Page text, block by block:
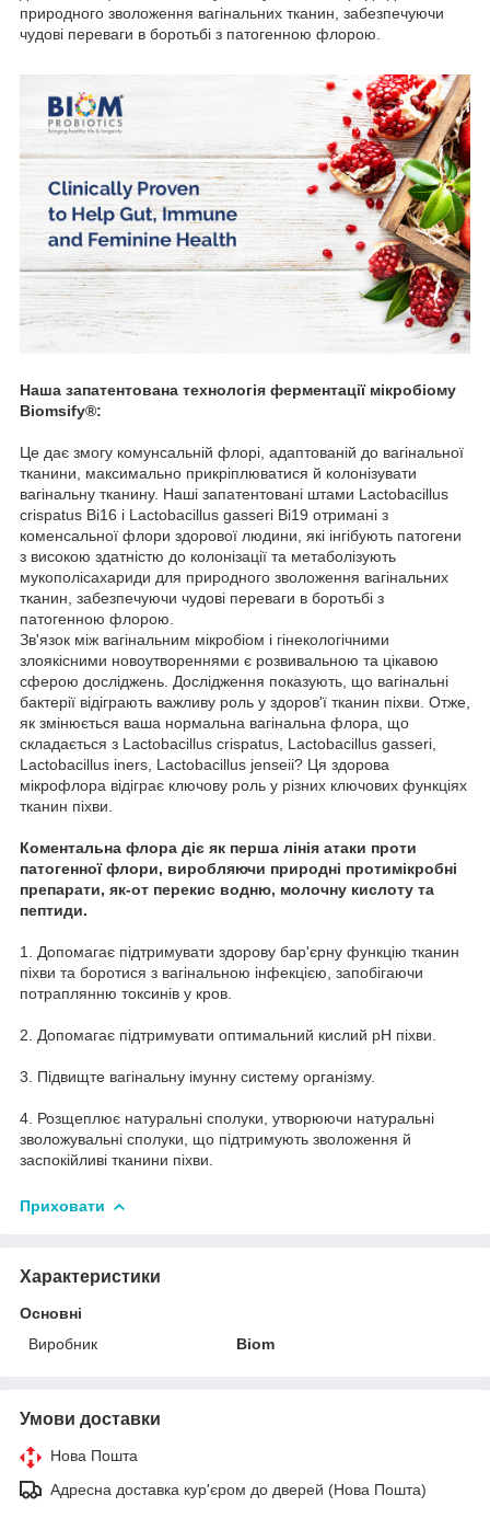
природного зволоження вагінальних тканин, забезпечуючи
чудові переваги в боротьбі з патогенною флорою.
Наша запатентована технологія ферментації мікробіому
Biomsify®:
Це дає змогу комунсальній флорі, адаптованій до вагінальної
тканини, максимально прикріплюватися й колонізувати
вагінальну тканину. Наші запатентовані штами Lactobacillus
crispatus Bi16 і Lactobacillus gasseri Bi19 отримані з
коменсальної флори здорової людини, які інгібують патогени
з високою здатністю до колонізації та метаболізують
мукополісахариди для природного зволоження вагінальних
тканин, забезпечуючи чудові переваги в боротьбі з
патогенною флорою.
Зв'язок між вагінальним мікробіом і гінекологічними
злоякісними новоутвореннями є розвивальною та цікавою
сферою досліджень. Дослідження показують, що вагінальні
бактерії відіграють важливу роль у здоров'ї тканин піхви. Отже,
як змінюється ваша нормальна вагінальна флора, що
складається з Lactobacillus crispatus, Lactobacillus gasseri,
Lactobacillus iners, Lactobacillus jenseii? Ця здорова
мікрофлора відіграє ключову роль у різних ключових функціях
тканин піхви.
Коментальна флора діє як перша лінія атаки проти
патогенної флори, виробляючи природні протимікробні
препарати, як-от перекис водню, молочну кислоту та
пептиди.
1. Допомагає підтримувати здорову бар'єрну функцію тканин
піхви та боротися з вагінальною інфекцією, запобігаючи
потраплянню токсинів у кров.
2. Допомагає підтримувати оптимальний кислий pH піхви.
3. Підвищте вагінальну імунну систему організму.
4. Розщеплює натуральні сполуки, утворюючи натуральні
зволожувальні сполуки, що підтримують зволоження й
заспокійливі тканини піхви.
Приховати
Характеристики
Основні
Виробник
Biom
Умови доставки
Нова Пошта
Адресна доставка кур'єром до дверей (Нова Пошта)